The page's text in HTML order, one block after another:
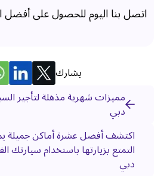
اتصل بنا اليوم للحصول على
يشارك
مميزات شهرية مذهلة لتأجير
دبي
اكتشف أفضل عشرة أماكن جميلة
التمتع بزيارتها باستخدام سيارتك
دبي